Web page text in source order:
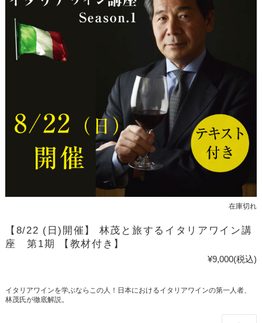
在庫切れ
【8/22 (日)開催】 林茂と旅するイタリアワイン講
座 第1期 【教材付き】
¥9,000(税込)
イタリアワインを学ぶならこの人！日本におけるイタリアワインの第一人者、
林茂氏が徹底解説。